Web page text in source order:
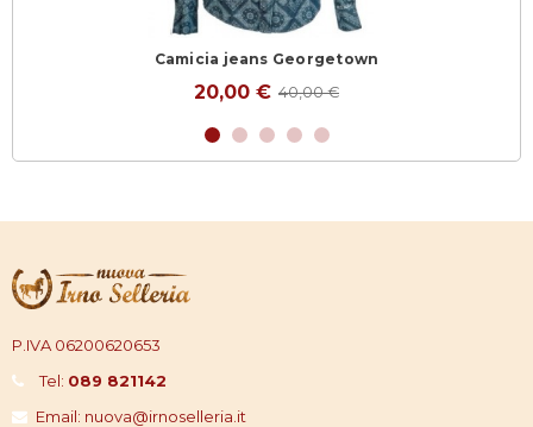
Camicia jeans Georgetown
20,00 € 40,00 €
P.IVA 06200620653
Tel: 089 821142
Email: nuova@irnoselleria.it